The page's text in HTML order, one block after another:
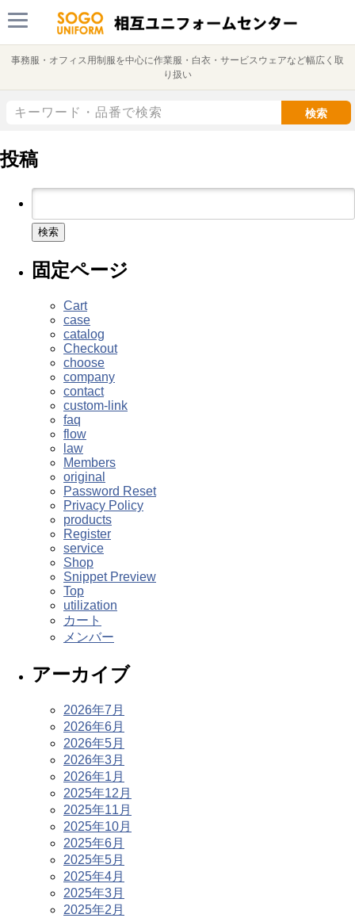
事務服・オフィス用制服を中心に作業服・白衣・サービスウェアなど幅広く取
り扱い
検索
投稿
検
固定ページ
Cart
case
catalog
Checkout
choose
company
contact
custom-link
faq
flow
law
Members
original
Password Reset
Privacy Policy
products
Register
service
Shop
Snippet Preview
Top
utilization
カート
メンバー
アーカイブ
2026年7月
2026年6月
2026年5月
2026年3月
2026年1月
2025年12月
2025年11月
2025年10月
2025年6月
2025年5月
2025年4月
2025年3月
2025年2月